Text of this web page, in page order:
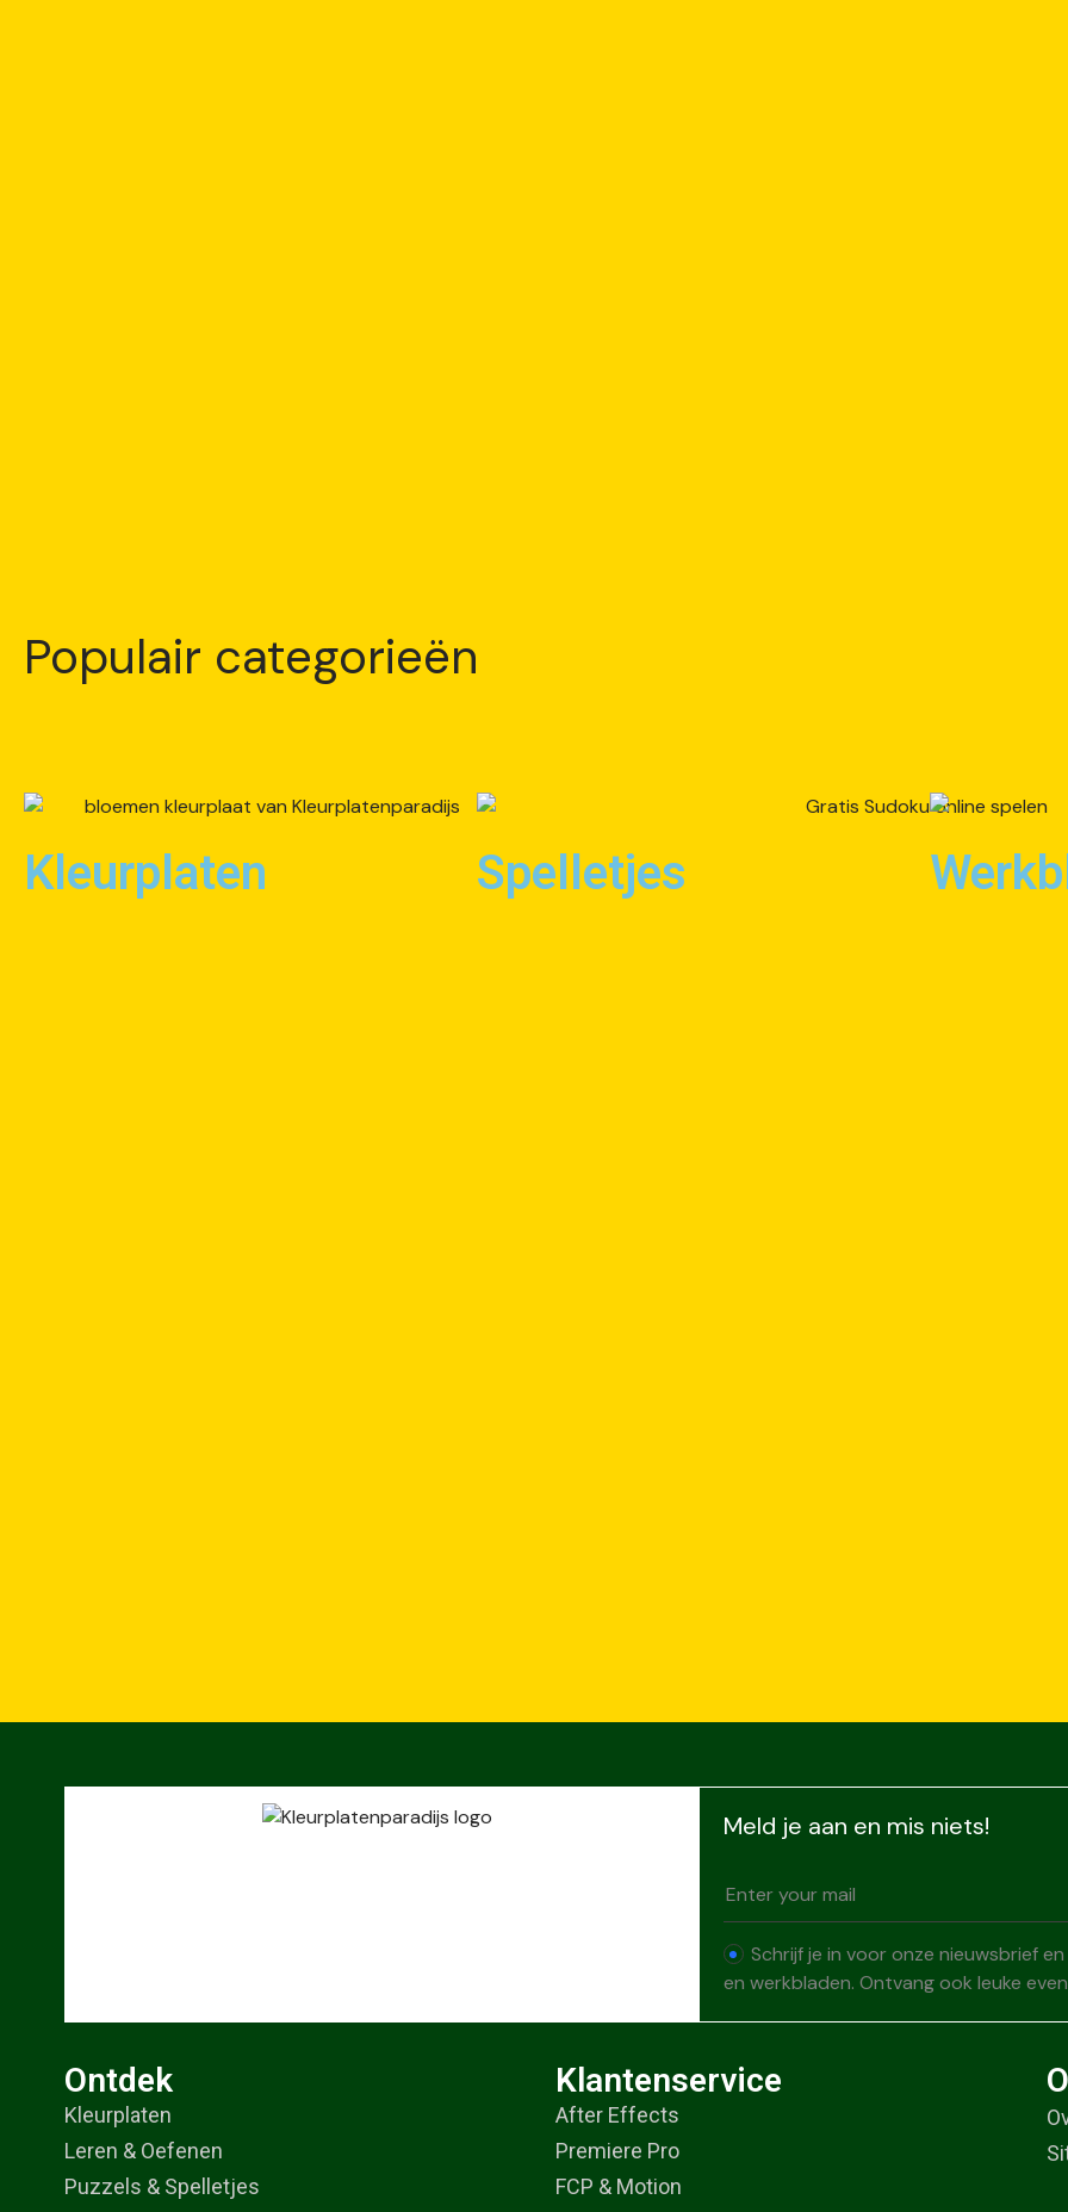
Populair categorieën
Kleurplaten Spelletjes
Meld je aan en mis niets!
Schrijf je in voor onze nieuwsbrief
en werkbladen. Ontvang ook leuke
Ontdek
Kleurplaten
Leren & Oefenen
Puzzels & Spelletjes
Klantenservice
After Effects
Premiere Pro
FCP & Motion